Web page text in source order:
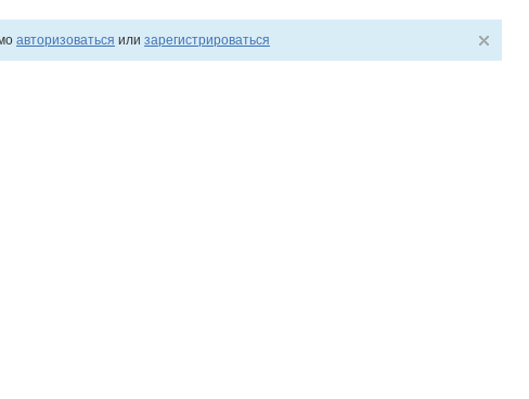
авторизоваться или зарегистрироваться